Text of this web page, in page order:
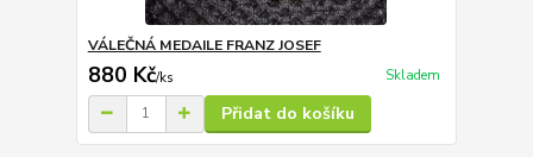
VÁLEČNÁ MEDAILE FRANZ JOSEF
880 Kč/ks Skladem
Přidat do košíku